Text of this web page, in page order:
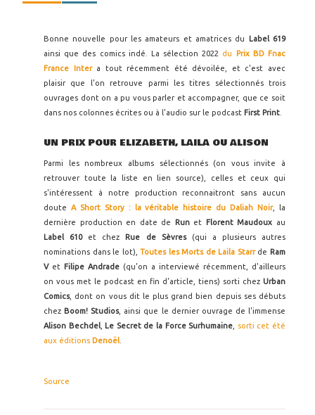
Bonne nouvelle pour les amateurs et amatrices du
Label 619
ainsi que des comics indé. La sélection 2022 du Prix BD Fnac
France Intera tout récemment été dévoilée, et c'est avec
plaisir que l'on retrouve parmi les titres sélectionnés trois
ouvrages dont on a pu vous parler et accompagner, que ce soit
dans nos colonnes écrites ou à l'audio sur le podcast First Print
UN PRIX POUR ELIZABETH, LAILA OU ALISON
Parmi les nombreux albums sélectionnés (on vous invite à
retrouver toute la liste en lien source), celles et ceux qui
s'intéressent à notre production reconnaitront sans aucun
doute A Short Story : la véritable histoire du Daliah Noir, la
dernière production en date de
Run et Florent Maudoux au
Label 610 et chez Rue de Sèvres
(qui a plusieurs autres
nominations dans le lot),Toutes les Morts de Laila Starr de Ram
V et Filipe Andrade (qu'on a interviewé récemment, d'ailleurs
on vous met le podcast en fin d'article, tiens) sorti chez Urban
Comics, dont on vous dit le plus grand bien depuis ses débuts
chez Boom! Studios, ainsi que le dernier ouvrage de l'immense
Alison Bechdel, Le Secret de la Force Surhumaine
sorti cet été
aux éditions Denoël
Source